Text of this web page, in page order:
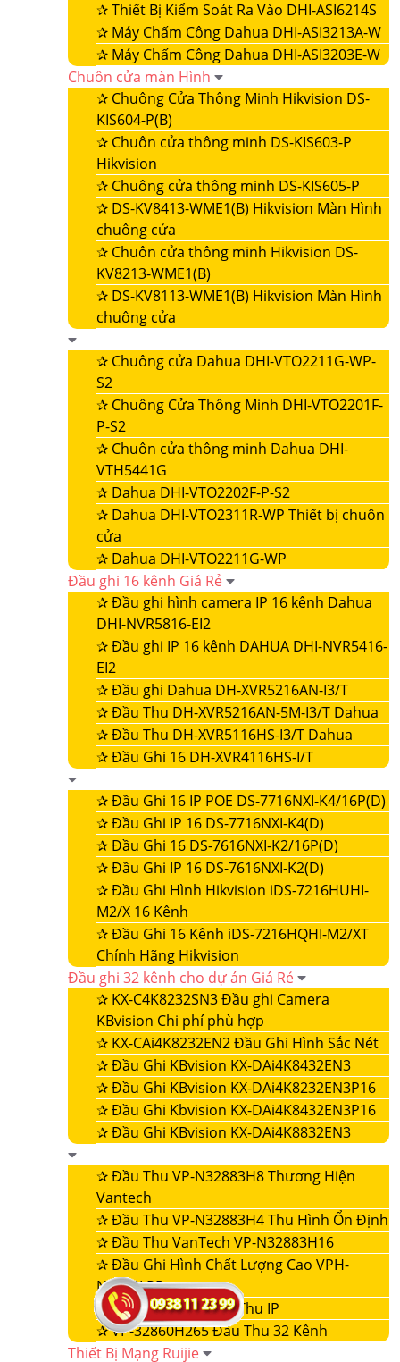
✰Thiết Bị Kiểm Soát Ra Vào DHI-ASI6214S
✰ Máy Chấm Công Dahua DHI-ASI3213A-W
✰ Máy Chấm Công Dahua DHI-ASI3203E-W
Chuôn cửa màn Hình
✰ Chuông Cửa Thông Minh Hikvision DS-
KIS604-P(B)
✰ Chuôn cửa thông minh DS-KIS603-P
Hikvision
✰ Chuông cửa thông minh DS-KIS605-P
✰ DS-KV8413-WME1(B) Hikvision Màn Hình
chuông cửa
✰ Chuôn cửa thông minh Hikvision DS-
KV8213-WME1(B)
✰ DS-KV8113-WME1(B) Hikvision Màn Hình
chuông cửa
✰ Chuông cửa Dahua DHI-VTO2211G-WP-
S2
✰ Chuông Cửa Thông Minh DHI-VTO2201F-
P-S2
✰ Chuôn cửa thông minh Dahua DHI-
VTH5441G
✰ Dahua DHI-VTO2202F-P-S2
✰ Dahua DHI-VTO2311R-WP Thiết bị chuôn
cửa
✰ Dahua DHI-VTO2211G-WP
Đầu ghi 16 kênh Giá Rẻ
✰Đầu ghi hình camera IP 16 kênh Dahua
DHI-NVR5816-EI2
✰Đầu ghi IP 16 kênh DAHUA DHI-NVR5416-
EI2
✰Đầu ghi Dahua DH-XVR5216AN-I3/T
✰Đầu Thu DH-XVR5216AN-5M-I3/T Dahua
✰Đầu Thu DH-XVR5116HS-I3/T Dahua
✰Đầu Ghi 16 DH-XVR4116HS-I/T
✰Đầu Ghi 16 IP POE DS-7716NXI-K4/16P(D)
✰Đầu Ghi IP 16 DS-7716NXI-K4(D)
✰Đầu Ghi 16 DS-7616NXI-K2/16P(D)
✰Đầu Ghi IP 16 DS-7616NXI-K2(D)
✰Đầu Ghi Hình Hikvision iDS-7216HUHI-
M2/X 16 Kênh
✰Đầu Ghi 16 Kênh iDS-7216HQHI-M2/XT
Chính Hãng Hikvision
Đầu ghi 32 kênh cho dự án Giá Rẻ
✰ KX-C4K8232SN3 Đầu ghi Camera
KBvision Chi phí phù hợp
✰ KX-CAi4K8232EN2 Đầu Ghi Hình Sắc Nét
✰Đầu Ghi KBvision KX-DAi4K8432EN3
✰Đầu Ghi KBvision KX-DAi4K8232EN3P16
✰Đầu Ghi Kbvision KX-DAi4K8432EN3P16
✰Đầu Ghi KBvision KX-DAi4K8832EN3
✰Đầu Thu VP-N32883H8 Thương Hiện
Vantech
✰Đầu Thu VP-N32883H4 Thu Hình Ổn Định
✰Đầu Thu VanTech VP-N32883H16
✰Đầu Ghi Hình Chất Lượng Cao VPH-
N4432LPR
✰ VP-32860NVR Đầu Thu IP
✰VP-32860H265 Đầu Thu 32 Kênh
Thiết Bị Mạng Ruijie